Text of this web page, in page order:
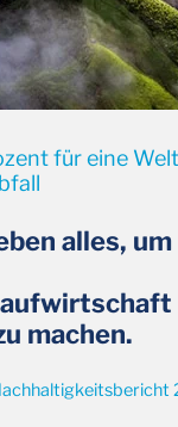
für eine Welt
alles, um
machen.